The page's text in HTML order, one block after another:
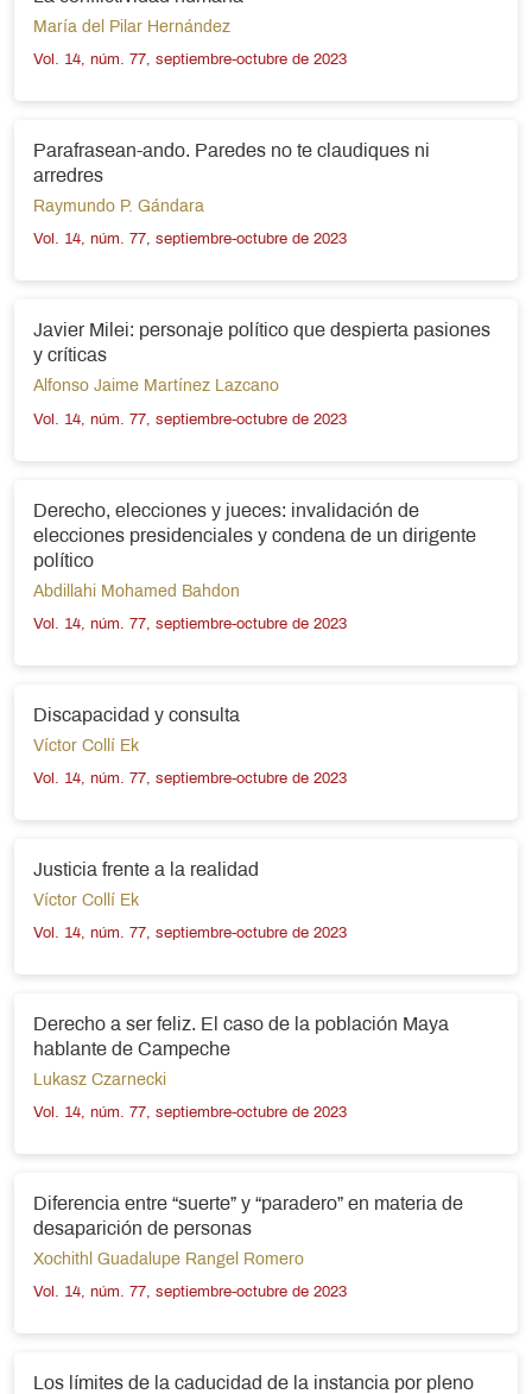
María del Pilar Hernández
Vol. 14, núm. 77, septiembre-octubre de 2023
Parafrasean-ando. Paredes no te claudiques ni
arredres
Raymundo P. Gándara
Vol. 14, núm. 77, septiembre-octubre de 2023
Javier Milei: personaje político que despierta pasiones
y críticas
Alfonso Jaime Martínez Lazcano
Vol. 14, núm. 77, septiembre-octubre de 2023
Derecho, elecciones y jueces: invalidación de
elecciones presidenciales y condena de un dirigente
político
Abdillahi Mohamed Bahdon
Vol. 14, núm. 77, septiembre-octubre de 2023
Discapacidad y consulta
Víctor Collí Ek
Vol. 14, núm. 77, septiembre-octubre de 2023
Justicia frente a la realidad
Víctor Collí Ek
Vol. 14, núm. 77, septiembre-octubre de 2023
Derecho a ser feliz. El caso de la población Maya
hablante de Campeche
Lukasz Czarnecki
Vol. 14, núm. 77, septiembre-octubre de 2023
Diferencia entre “suerte” y “paradero” en materia de
desaparición de personas
Xochithl Guadalupe Rangel Romero
Vol. 14, núm. 77, septiembre-octubre de 2023
Los límites de la caducidad de la instancia por pleno